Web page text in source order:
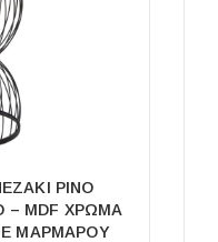
PINO
– MDF ΧΡΏΜΑ
ΜΑΡΜΆΡΟΥ